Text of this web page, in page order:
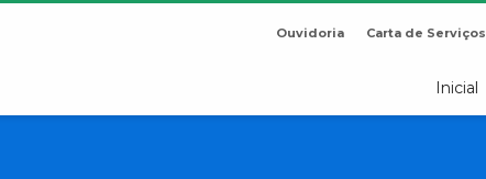
Ouvidoria Carta de Serviços
Inicial